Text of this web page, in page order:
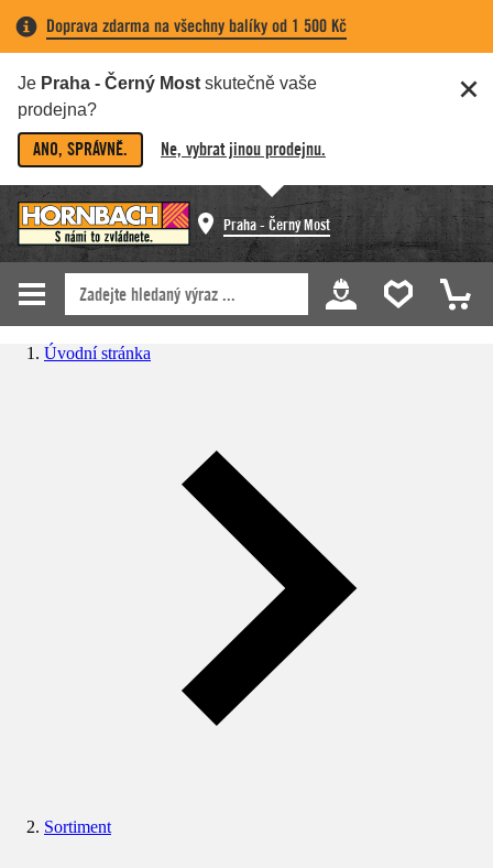
Doprava zdarma na všechny balíky od 1 500 Kč
Je Praha - Černý Most skutečně vaše
prodejna?
ANO, SPRÁVNĚ. Ne, vybrat jinou prodejnu.
Praha - Černý Most
Úvodní stránka
Sortiment